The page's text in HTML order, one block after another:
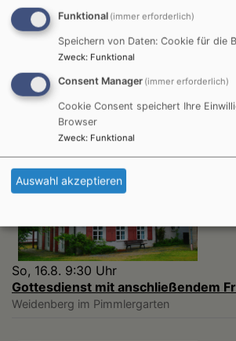
So, 9.8. 11 Uhr
Gottesdienst
Lektor Martin Geißler
Weidenberg St. Michaelskirche
So, 16.8. 9:30 Uhr
Gottesdienst mit anschließendem
Weidenberg im Pimmlergarten
Funktional (immer erforderlich)
Speichern von Daten: Cookie für die
Zweck: Funktional
Consent Manager (immer erforderlich)
Cookie Consent speichert Ihre
Browser
Zweck: Funktional
Auswahl akzeptieren